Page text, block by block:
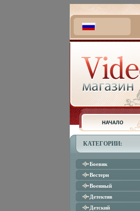
КАТЕГОРИИ:
Боевик
Вестерн
Военный
Детектив
Детский